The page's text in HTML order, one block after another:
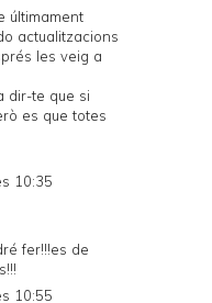
últimament
actualitzacions
les veig a
dir-te que si
es que totes
10:35
fer!!!es de
10:55